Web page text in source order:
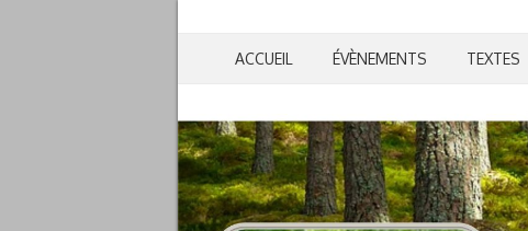
ACCUEIL ÉVÈNEMENTS TEXTES